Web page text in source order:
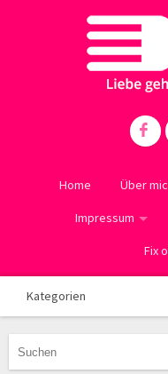
Home Über
Impressum
Fix
Kategorien